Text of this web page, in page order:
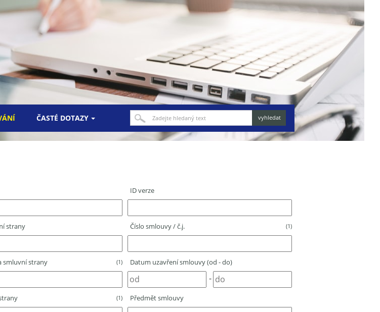
ČASTÉ DOTAZY
strany
smluvní strany (1)
(1)
ID verze
Číslo smlouvy / č.j. (1)
Datum uzavření smlouvy (od - do)
-
Předmět smlouvy